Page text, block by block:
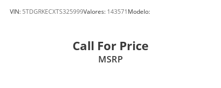
VIN: 5TDGRKECXTS325999Valores: 143571Modelo:
Call For Price
MSRP